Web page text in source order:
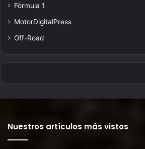
Fórmula 1
MotorDigitalPress
Off-Road
Nuestros artículos más vistos